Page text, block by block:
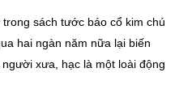
sách tước báo cổ kim chú
hai ngàn năm nữa lại biến
xưa, hạc là một loài động